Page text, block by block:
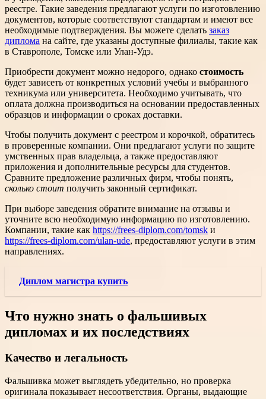
реестре. Такие заведения предлагают услуги по изготовлению
документов, которые соответствуют стандартам и имеют все
необходимые подтверждения. Вы можете сделать заказ
диплома на сайте, где указаны доступные филиалы, такие как
в Ставрополе, Томске или Улан-Удэ.
Приобрести документ можно недорого, однако стоимость
будет зависеть от конкретных условий учебы и выбранного
техникума или университета. Необходимо учитывать, что
оплата должна производиться на основании предоставленных
образцов и информации о сроках доставки.
Чтобы получить документ с реестром и корочкой, обратитесь
в проверенные компании. Они предлагают услуги по защите
умственных прав владельца, а также предоставляют
приложения и дополнительные ресурсы для студентов.
Сравните предложение различных фирм, чтобы понять,
сколько стоит получить законный сертификат.
При выборе заведения обратите внимание на отзывы и
уточните всю необходимую информацию по изготовлению.
Компании, такие как https://frees-diplom.com/tomsk и
https://frees-diplom.com/ulan-ude, предоставляют услуги в этим
направлениях.
Диплом магистра купить
Что нужно знать о фальшивых
дипломах и их последствиях
Качество и легальность
Фальшивка может выглядеть убедительно, но проверка
оригинала показывает несоответствия. Органы, выдающие